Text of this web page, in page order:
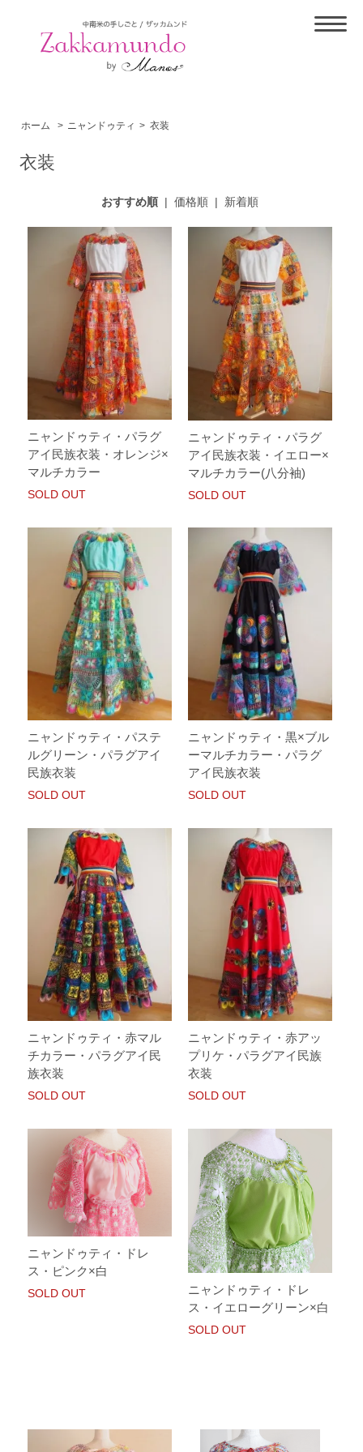
ホーム > ニャンドゥティ > 衣装
衣装
おすすめ順| 価格順| 新着順
ニャンドゥティ・パラグ
アイ民族衣装・オレンジ×
マルチカラー
SOLD OUT
ニャンドゥティ・パラグ
アイ民族衣装・イエロー×
マルチカラー(八分袖)
SOLD OUT
ニャンドゥティ・パステ
ルグリーン・パラグアイ
民族衣装
SOLD OUT
ニャンドゥティ・黒×ブル
ーマルチカラー・パラグ
アイ民族衣装
SOLD OUT
ニャンドゥティ・赤マル
チカラー・パラグアイ民
族衣装
SOLD OUT
ニャンドゥティ・赤アッ
プリケ・パラグアイ民族
衣装
SOLD OUT
ニャンドゥティ・ドレ
ス・ピンク×白
SOLD OUT
ニャンドゥティ・ドレ
ス・イエローグリーン×白
SOLD OUT